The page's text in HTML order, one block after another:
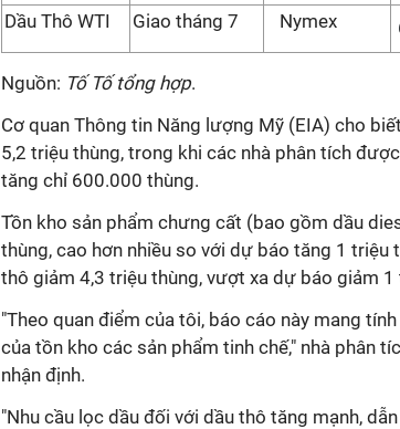
Dầu Thô WTI Giao tháng 7 Nymex
Nguồn: Tố Tố tổng hợp.
Cơ quan Thông tin Năng lượng Mỹ (EIA) cho
5,2 triệu thùng, trong khi các nhà phân tích được
tăng chỉ 600.000 thùng.
Tồn kho sản phẩm chưng cất (bao gồm dầu
thùng, cao hơn nhiều so với dự báo tăng 1 triệu
thô giảm 4,3 triệu thùng, vượt xa dự báo giảm 1
"Theo quan điểm của tôi, báo cáo này mang
của tồn kho các sản phẩm tinh chế," nhà phân
nhận định.
"Nhu cầu lọc dầu đối với dầu thô tăng mạnh,